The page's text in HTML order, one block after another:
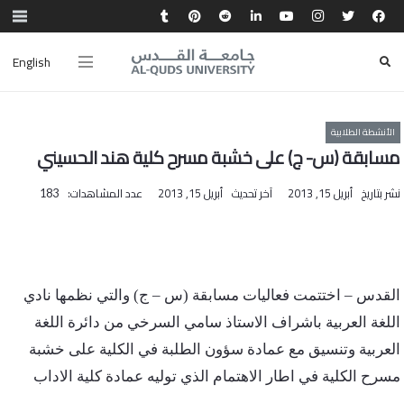
English
الأنشطة الطلابية
مسابقة (س- ج) على خشبة مسرح كلية هند الحسيني
نشر بتاريخ أبريل 15, 2013 آخر تحديث أبريل 15, 2013 عدد المشاهدات: 183
القدس – اختتمت فعاليات مسابقة (س – ج) والتي نظمها نادي
اللغة العربية باشراف الاستاذ سامي السرخي من دائرة اللغة
العربية وتنسيق مع عمادة سؤون الطلبة في الكلية على خشبة
مسرح الكلية في اطار الاهتمام الذي توليه عمادة كلية الاداب